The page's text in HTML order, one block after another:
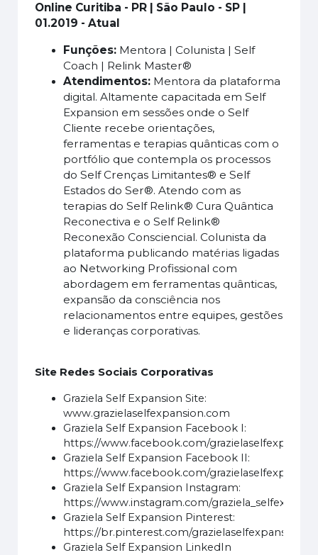
Online Curitiba - PR | São Paulo - SP |
01.2019 - Atual
Funções: Mentora | Colunista | Self
Coach | Relink Master®
Atendimentos: Mentora da plataforma
digital. Altamente capacitada em Self
Expansion em sessões onde o Self
Cliente recebe orientações,
ferramentas e terapias quânticas com o
portfólio que contempla os processos
do Self Crenças Limitantes® e Self
Estados do Ser®. Atendo com as
terapias do Self Relink® Cura Quântica
Reconectiva e o Self Relink®
Reconexão Consciencial. Colunista da
plataforma publicando matérias ligadas
ao Networking Profissional com
abordagem em ferramentas quânticas,
expansão da consciência nos
relacionamentos entre equipes, gestões
e lideranças corporativas.
Site Redes Sociais Corporativas
Graziela Self Expansion Site:
www.grazielaselfexpansion.com
Graziela Self Expansion Facebook I:
https://www.facebook.com/
Graziela Self Expansion Facebook II:
https://www.facebook.com/
Graziela Self Expansion Instagram:
https://www.instagram.com/
Graziela Self Expansion Pinterest:
https://br.pinterest.com/grazielaselfexpansion/
Graziela Self Expansion LinkedIn